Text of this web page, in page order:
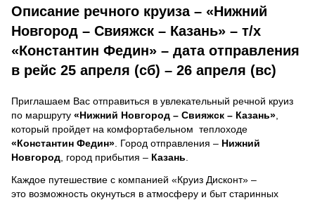
Описание речного круиза – «Нижний
Новгород – Свияжск – Казань» – т/х
«Константин Федин» – дата отправления
в рейс 25 апреля (сб) – 26 апреля (вс)
Приглашаем Вас отправиться в увлекательный речной круиз
по маршруту «Нижний Новгород – Свияжск – Казань»
который пройдет на комфортабельном теплоходе
«Константин Федин» . Город отправления – Нижний
Новгород , город прибытия – Казань
Каждое путешествие с компанией «Круиз Дисконт» –
это возможность окунуться в атмосферу и быт старинных